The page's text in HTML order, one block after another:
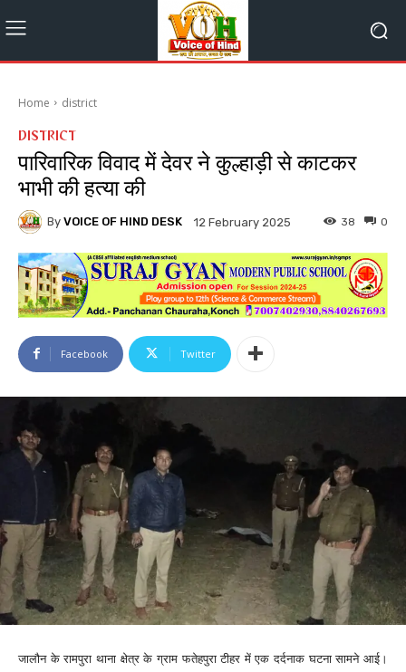
Home district
DISTRICT
पारिवारिक विवाद में देवर ने कुल्हाड़ी से काटकर
भाभी की हत्या की
By VOICE OF HIND DESK 12 February 2025 0
38
Facebook Twitter
जालौन के रामपुरा थाना क्षेत्र के ग्राम फतेहपुरा टीहर में एक दर्दनाक घटना सामने आई।